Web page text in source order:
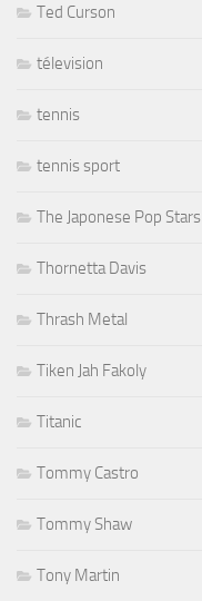
Ted Curson
télevision
tennis
tennis sport
The Japonese Pop Stars
Thornetta Davis
Thrash Metal
Tiken Jah Fakoly
Titanic
Tommy Castro
Tommy Shaw
Tony Martin